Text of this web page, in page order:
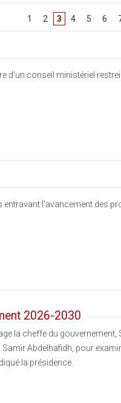
1 2 3 4 5 6
d’un conseil ministériel
entravant l'avancement des
2026-2030
la cheffe du gouvernement,
Abdelhafidh, pour
la présidence.